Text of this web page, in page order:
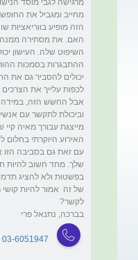
מחייב ומגביל את
הזה מופיע
האם. את מסתירה ממנה
השיפוט שלה. העישון
ההתבגרות בסמכות
יכולים להסביר גם את
לכפות עלייך את
אבל החשש הזה, במידה
וביכולת לתקשר עם
מייצגת עבורך מאיה
האירוע היוקרתי בחלום
עם זאת גם בסביבה הזו
שלך. מחד חשוב להיות
בפשטות ולא להציג
של זה  אמור להיות
בברכה, נתנאל פרי
03-6051947